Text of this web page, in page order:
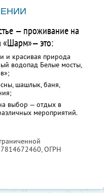
— проживание на
«Шарм»— это:
и красивая природа
водопад Белые мосты,
шашлык, баня,
выбор — отдых в
мероприятий.
, ОГРН